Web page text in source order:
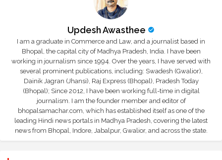
Updesh Awasthee
I am a graduate in Commerce and Law, and a journalist based in
Bhopal, the capital city of Madhya Pradesh, India. I have been
working in journalism since 1994. Over the years, I have served with
several prominent publications, including: Swadesh (Gwalior),
Dainik Jagran (Jhansi), Raj Express (Bhopal), Pradesh Today
(Bhopal); Since 2012, I have been working full-time in digital
journalism. I am the founder member and editor of
bhopalsamachar.com, which has established itself as one of the
leading Hindi news portals in Madhya Pradesh, covering the latest
news from Bhopal, Indore, Jabalpur, Gwalior, and across the state.